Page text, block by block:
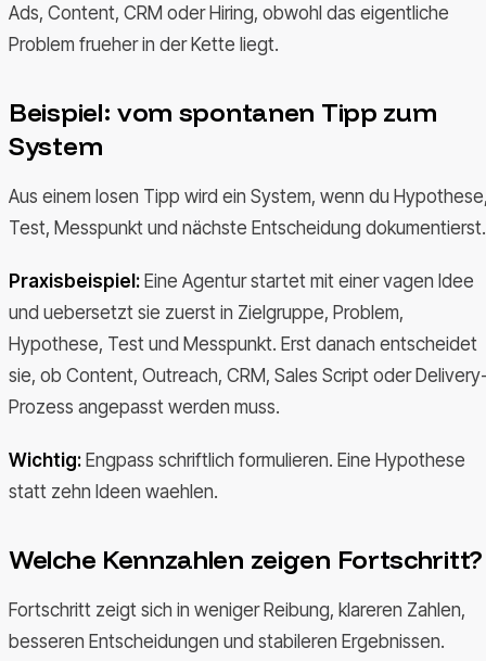
Ads, Content, CRM oder Hiring, obwohl das eigentliche
Problem frueher in der Kette liegt.
Beispiel: vom spontanen Tipp zum
System
Aus einem losen Tipp wird ein System, wenn du
Test, Messpunkt und nächste Entscheidung dokumentierst.
Praxisbeispiel: Eine Agentur startet mit einer vagen Idee
und uebersetzt sie zuerst in Zielgruppe, Problem,
Hypothese, Test und Messpunkt. Erst danach entscheidet
sie, ob Content, Outreach, CRM, Sales Script oder
Prozess angepasst werden muss.
Wichtig: Engpass schriftlich formulieren. Eine Hypothese
statt zehn Ideen waehlen.
Welche Kennzahlen zeigen Fortschritt?
Fortschritt zeigt sich in weniger Reibung, klareren Zahlen,
besseren Entscheidungen und stabileren Ergebnissen.